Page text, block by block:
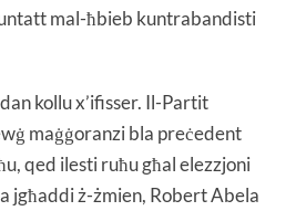
mal-ħbieb kuntrabandisti
kollu x’ifisser. Il-Partit
maġġoranzi bla preċedent
qed ilesti ruħu għal elezzjoni
jgħaddi ż-żmien, Robert Abela